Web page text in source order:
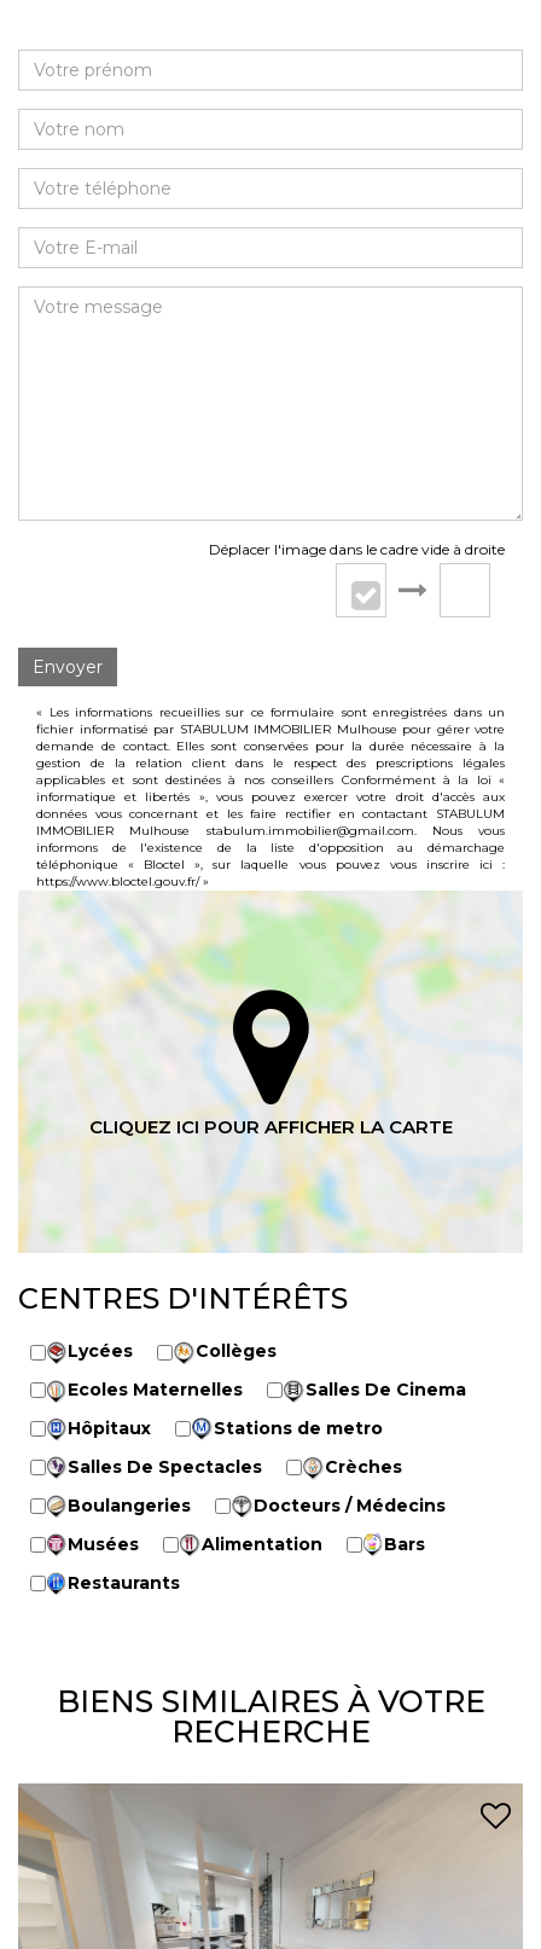
Déplacer l'image dans le cadre vide à droite
Envoyer
« Les informations recueillies sur ce formulaire sont enregistrées dans un
fichier informatisé par STABULUM IMMOBILIER Mulhouse pour gérer votre
demande de contact. Elles sont conservées pour la durée nécessaire à la
gestion de la relation client dans le respect des prescriptions légales
applicables et sont destinées à nos conseillers Conformément à la loi «
informatique et libertés », vous pouvez exercer votre droit d'accès aux
données vous concernant et les faire rectifier en contactant STABULUM
IMMOBILIER Mulhouse stabulum.immobilier@gmail.com. Nous vous
informons de l'existence de la liste d'opposition au démarchage
téléphonique « Bloctel », sur laquelle vous pouvez vous inscrire ici :
https://www.bloctel.gouv.fr/»
CENTRES D'INTÉRÊTS
Lycées
Collèges
Ecoles Maternelles
Salles De Cinema
Hôpitaux
Stations de metro
Salles De Spectacles
Crèches
Boulangeries
Docteurs / Médecins
Musées
Alimentation
Bars
Restaurants
BIENS SIMILAIRES À VOTRE
RECHERCHE